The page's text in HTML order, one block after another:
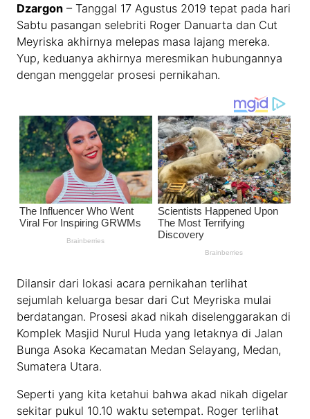
Dzargon – Tanggal 17 Agustus 2019 tepat pada hari
Sabtu pasangan selebriti Roger Danuarta dan Cut
Meyriska akhirnya melepas masa lajang mereka.
Yup, keduanya akhirnya meresmikan hubungannya
dengan menggelar prosesi pernikahan.
Dilansir dari lokasi acara pernikahan terlihat
sejumlah keluarga besar dari Cut Meyriska mulai
berdatangan. Prosesi akad nikah diselenggarakan di
Komplek Masjid Nurul Huda yang letaknya di Jalan
Bunga Asoka Kecamatan Medan Selayang, Medan,
Sumatera Utara.
Seperti yang kita ketahui bahwa akad nikah digelar
sekitar pukul 10.10 waktu setempat. Roger terlihat